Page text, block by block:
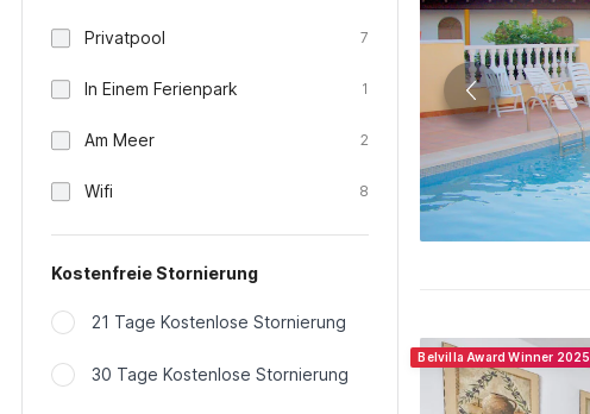
Privatpool 7
In Einem Ferienpark 1
Am Meer 2
Wifi 8
Kostenfreie Stornierung
21 Tage Kostenlose Stornierung
30 Tage Kostenlose Stornierung
Belvilla Award Winner 2025